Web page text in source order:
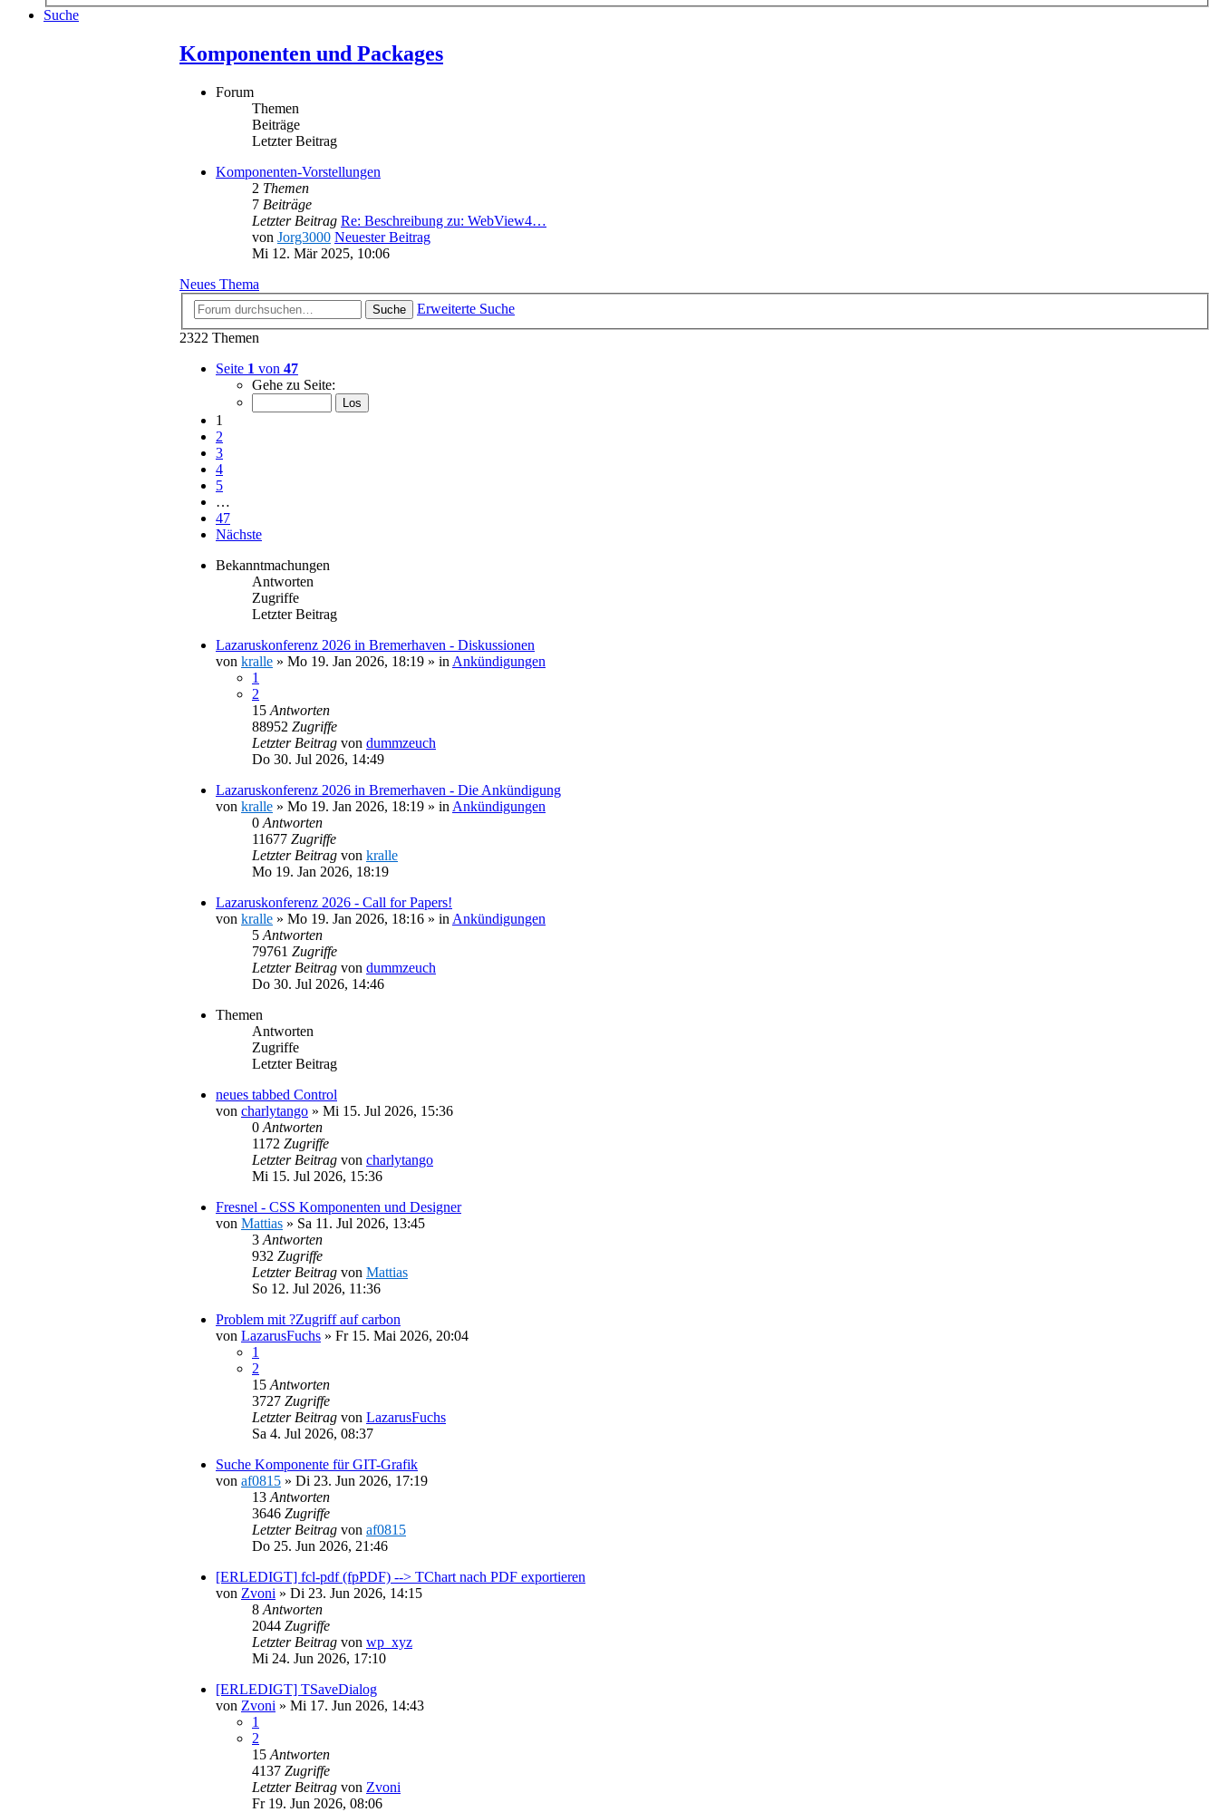
Suche
Komponenten und Packages
Forum
Themen
Beiträge
Letzter Beitrag
Komponenten-Vorstellungen
2 Themen
7 Beiträge
Letzter Beitrag Re: Beschreibung zu: WebView4…
von Jorg3000 Neuester Beitrag
Mi 12. Mär 2025, 10:06
Neues Thema
Suche
Erweiterte Suche
2322 Themen
Seite 1 von 47
Gehe zu Seite:
1
2
3
4
5
…
47
Nächste
Bekanntmachungen
Antworten
Zugriffe
Letzter Beitrag
Lazaruskonferenz 2026 in Bremerhaven - Diskussionen
von kralle » Mo 19. Jan 2026, 18:19 » in Ankündigungen
1
2
15 Antworten
88952 Zugriffe
Letzter Beitrag von dummzeuch
Do 30. Jul 2026, 14:49
Lazaruskonferenz 2026 in Bremerhaven - Die Ankündigung
von kralle » Mo 19. Jan 2026, 18:19 » in Ankündigungen
0 Antworten
11677 Zugriffe
Letzter Beitrag von kralle
Mo 19. Jan 2026, 18:19
Lazaruskonferenz 2026 - Call for Papers!
von kralle » Mo 19. Jan 2026, 18:16 » in Ankündigungen
5 Antworten
79761 Zugriffe
Letzter Beitrag von dummzeuch
Do 30. Jul 2026, 14:46
Themen
Antworten
Zugriffe
Letzter Beitrag
neues tabbed Control
von charlytango » Mi 15. Jul 2026, 15:36
0 Antworten
1172 Zugriffe
Letzter Beitrag von charlytango
Mi 15. Jul 2026, 15:36
Fresnel - CSS Komponenten und Designer
von Mattias » Sa 11. Jul 2026, 13:45
3 Antworten
932 Zugriffe
Letzter Beitrag von Mattias
So 12. Jul 2026, 11:36
Problem mit ?Zugriff auf carbon
von LazarusFuchs » Fr 15. Mai 2026, 20:04
1
2
15 Antworten
3727 Zugriffe
Letzter Beitrag von LazarusFuchs
Sa 4. Jul 2026, 08:37
Suche Komponente für GIT-Grafik
von af0815 » Di 23. Jun 2026, 17:19
13 Antworten
3646 Zugriffe
Letzter Beitrag von af0815
Do 25. Jun 2026, 21:46
[ERLEDIGT] fcl-pdf (fpPDF) --> TChart nach PDF exportieren
von Zvoni » Di 23. Jun 2026, 14:15
8 Antworten
2044 Zugriffe
Letzter Beitrag von wp_xyz
Mi 24. Jun 2026, 17:10
[ERLEDIGT] TSaveDialog
von Zvoni » Mi 17. Jun 2026, 14:43
1
2
15 Antworten
4137 Zugriffe
Letzter Beitrag von Zvoni
Fr 19. Jun 2026, 08:06